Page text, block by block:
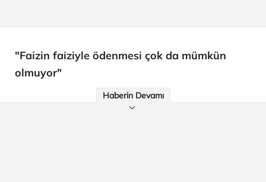
"Faizin faiziyle ödenmesi çok da mümkün
olmuyor"
Haberin Devamı